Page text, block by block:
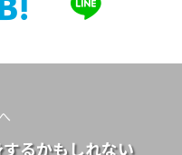
るかもしれない